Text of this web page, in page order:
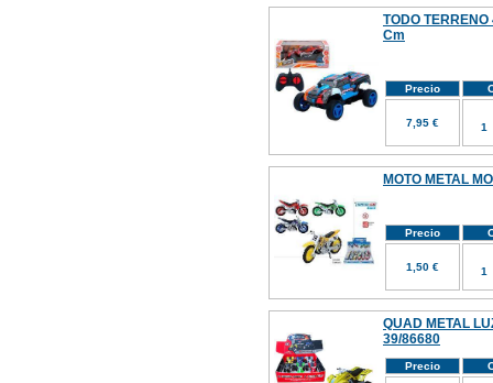
TODO
Cm
Precio
7,95 €
MOTO METAL
Precio
1,50 €
QUAD METAL
39/86680
Precio